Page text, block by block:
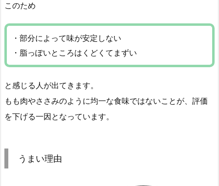
このため
・部分によって味が安定しない
・脂っぽいところはくどくてまずい
と感じる人が出てきます。
もも肉やささみのように均一な食味ではないことが、評価
を下げる一因となっています。
うまい理由